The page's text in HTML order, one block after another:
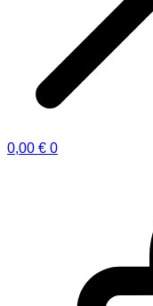
0,00 € 0